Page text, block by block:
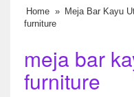
Home » Meja Bar Kayu
furniture
meja bar
furniture